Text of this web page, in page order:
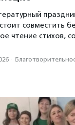
совместить
чтение стихов,
·